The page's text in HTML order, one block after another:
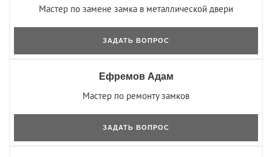
Мастер по замене замка в металлической двери
ЗАДАТЬ ВОПРОС
Ефремов Адам
Мастер по ремонту замков
ЗАДАТЬ ВОПРОС